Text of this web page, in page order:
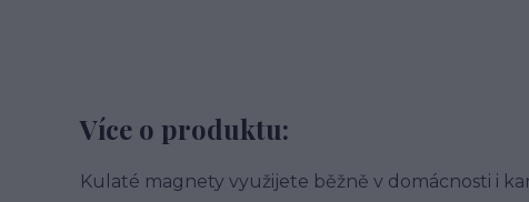
Více o produktu:
Kulaté magnety využijete běžně v domácnosti i